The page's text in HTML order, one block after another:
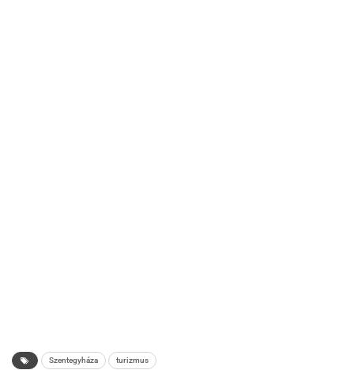
Szentegyháza turizmus